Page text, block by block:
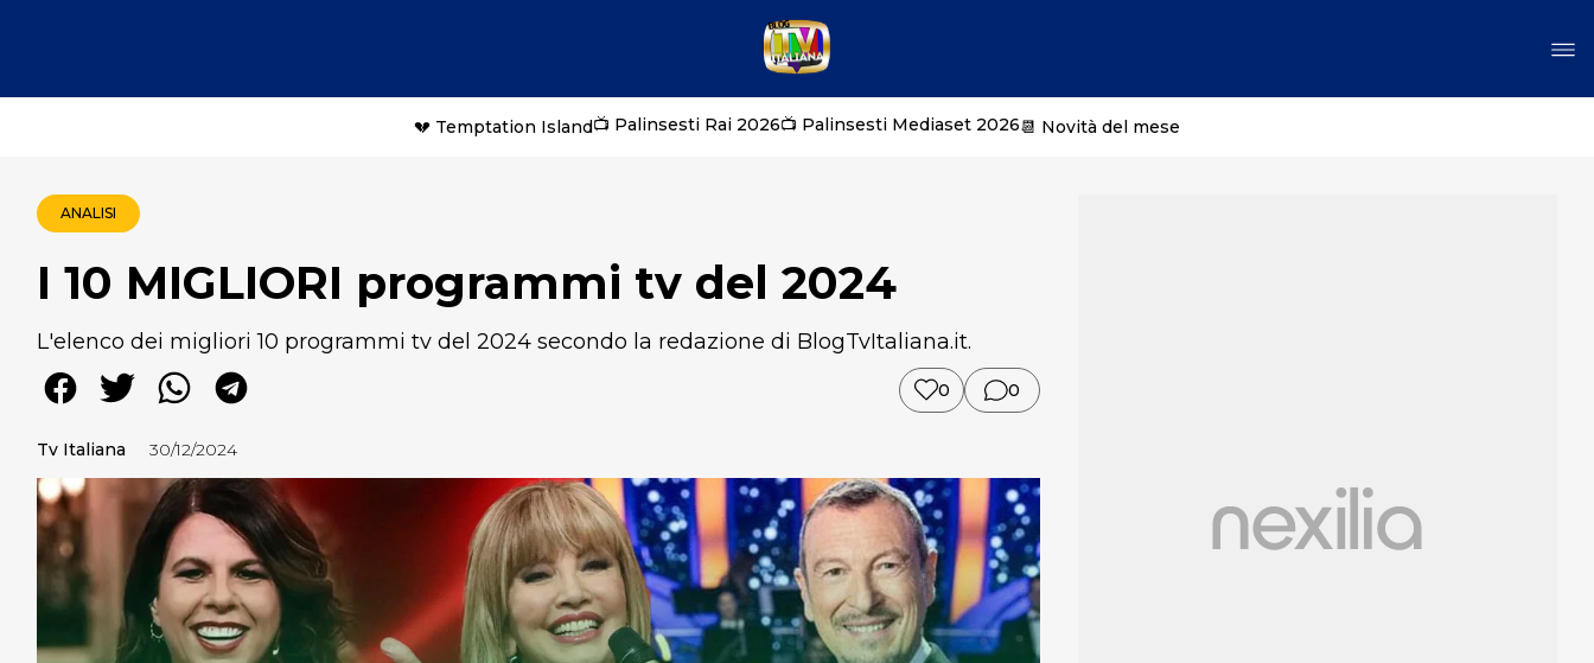
💔 Temptation Island📺 Palinsesti Rai 2026📺 Palinsesti Mediaset 2026📆 Novità del mese
ANALISI
I 10 MIGLIORI programmi tv del 2024
L'elenco dei migliori 10 programmi tv del 2024 secondo la redazione di BlogTvItaliana.it.
0 0
Tv Italiana 30/12/2024